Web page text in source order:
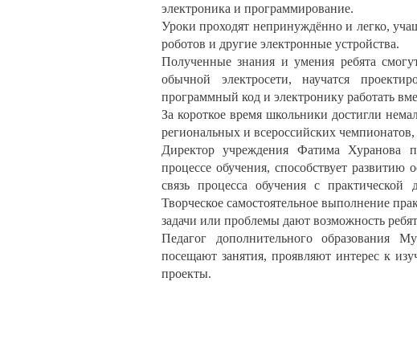
электроника и программирование.
Уроки проходят непринуждённо и легко,
роботов и другие электронные устройства.
Полученные знания и умения ребята
обычной электросети, научатся
программный код и электронику работать
За короткое время школьники достигли
региональных и всероссийских
Директор учреждения Фатима Хуранова
процессе обучения, способствует
связь процесса обучения с практической
Творческое самостоятельное выполнение
задачи или проблемы дают возможность
Педагог дополнительного образования
посещают занятия, проявляют интерес к
проекты.